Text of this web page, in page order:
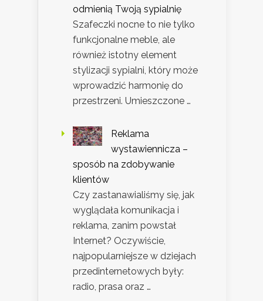
odmienią Twoją sypialnię
Szafeczki nocne to nie tylko
funkcjonalne meble, ale
również istotny element
stylizacji sypialni, który może
wprowadzić harmonię do
przestrzeni. Umieszczone …
Reklama
wystawiennicza –
sposób na zdobywanie
klientów
Czy zastanawialiśmy się, jak
wyglądała komunikacja i
reklama, zanim powstał
Internet? Oczywiście,
najpopularniejsze w dziejach
przedinternetowych były:
radio, prasa oraz …